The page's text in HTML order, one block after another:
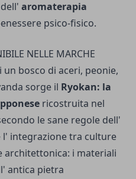
aromaterapia
psico-fisico.
NELLE MARCHE
un bosco di aceri, peonie,
sorge il Ryokan: la
ricostruita nel
le sane regole dell'
l' integrazione tra culture
architettonica: i materiali
antica pietra